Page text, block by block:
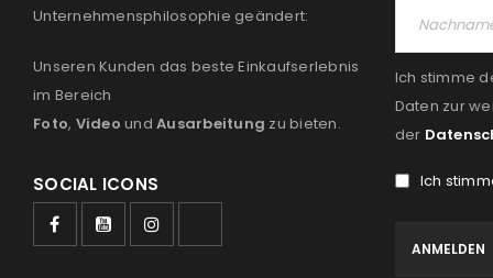
Unternehmensphilosophie geändert:
Unseren Kunden das beste Einkaufserlebnis
im Bereich
Foto, Video und Ausarbeitung zu bieten.
SOCIAL ICONS
Ich stimme
Daten zur
der
Ich